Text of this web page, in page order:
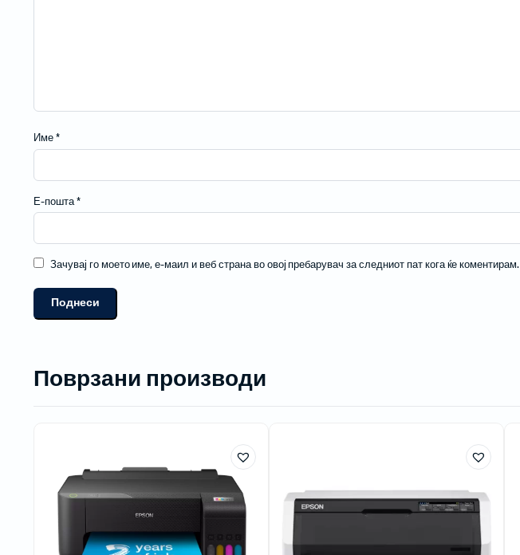
Име *
Е-пошта *
Зачувај го моето име, е-маил и веб страна во овој пребарувач за следниот пат кога ќе коментирам.
Поврзани производи